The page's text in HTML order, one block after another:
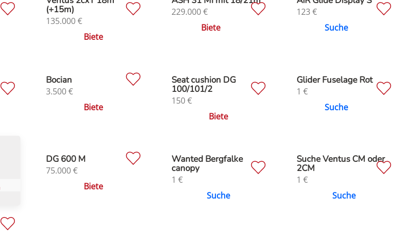
(+15m)
135.000€
Biete
229.000 €
Biete
123 €
Suche
Bocian
3.500€
Biete
Seat cushion DG
100/101/2
150 €
Biete
Glider Fuselage Rot
1 €
Suche
DG 600 M
75.000€
Biete
Wanted Bergfalke
canopy
1 €
Suche
Suche Ventus CM oder
2CM
1 €
Suche